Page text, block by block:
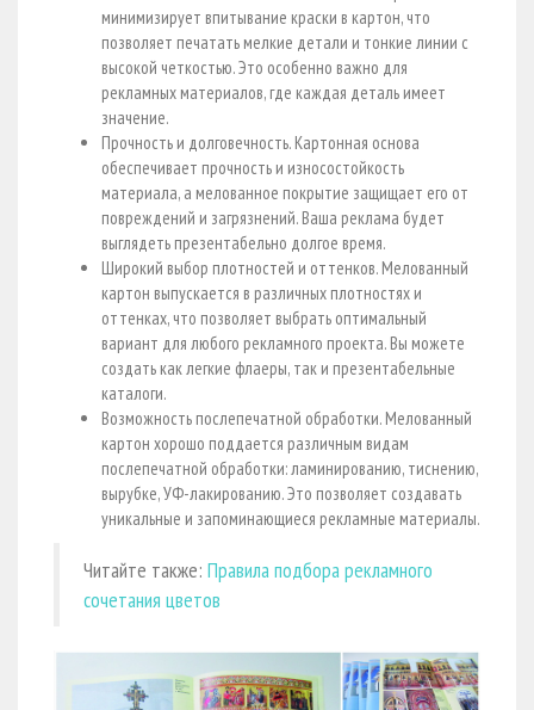
минимизирует впитывание краски в картон, что
позволяет печатать мелкие детали и тонкие линии с
высокой четкостью. Это особенно важно для
рекламных материалов, где каждая деталь имеет
значение.
Прочность и долговечность. Картонная основа
обеспечивает прочность и износостойкость
материала, а мелованное покрытие защищает его от
повреждений и загрязнений. Ваша реклама будет
выглядеть презентабельно долгое время.
Широкий выбор плотностей и оттенков. Мелованный
картон выпускается в различных плотностях и
оттенках, что позволяет выбрать оптимальный
вариант для любого рекламного проекта. Вы можете
создать как легкие флаеры, так и презентабельные
каталоги.
Возможность послепечатной обработки. Мелованный
картон хорошо поддается различным видам
послепечатной обработки: ламинированию, тиснению,
вырубке, УФ-лакированию. Это позволяет создавать
уникальные и запоминающиеся рекламные материалы.
Читайте также: Правила подбора рекламного
сочетания цветов